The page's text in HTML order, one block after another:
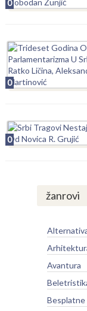
0
0
0
žanrovi
Avantura
Besplatne